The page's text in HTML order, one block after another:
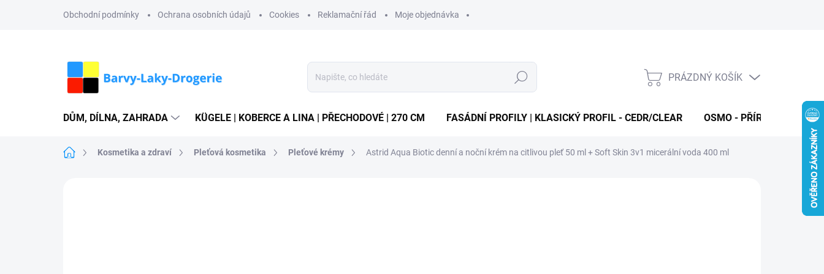
Obchodní podmínky Ochrana osobních údajů Cookies Reklamační řád Moje objednávka
Hledat
NÁKUPNÍ
PRÁZDNÝ KOŠÍK
DŮM, DÍLNA, ZAHRADA KÜGELE | KOBERCE A LINA | PŘECHODOVÉ | 270 CM FASÁDNÍ PROFILY | KLASICKÝ PROFIL - CEDR/CLEAR OSMO - PŘÍRODNÍ OLEJE
Domů Kosmetika a zdraví Pleťová kosmetika Pleťové krémy Astrid Aqua Biotic denní a noční krém na citlivou pleť 50 ml + Soft Skin 3v1 micerální voda 400 ml